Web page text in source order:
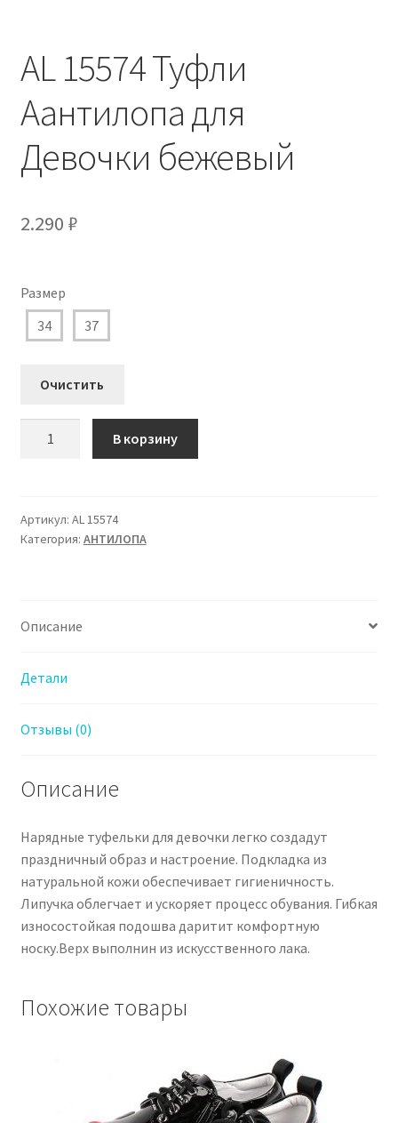
AL 15574 Туфли
Аантилопа для
Девочки бежевый
2.290 ₽
Размер
34
37
Очистить
Туфли
Аантилопа
В корзину
Артикул: AL 15574
Категория: АHТИЛОПА
Описание
Детали
Отзывы (0)
Описание
Нарядные туфельки для девочки легко создадут
праздничный образ и настроение. Подкладка из
натуральной кожи обеспечивает гигиеничность.
Липучка облегчает и ускоряет процесс обувания. Гибкая
износостойкая подошва даритит комфортную
носку.Верх выполнин из искусственного лака.
Похожие товары